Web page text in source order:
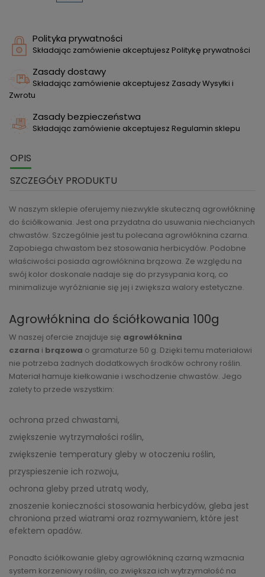
Polityka prywatności
Składając zamówienie akceptujesz Politykę prywatności
Zasady dostawy
Składając zamówienie akceptujesz Zasady Wysyłki i
Zwrotu
Zasady bezpieczeństwa
Składając zamówienie akceptujesz Regulamin sklepu
OPIS
SZCZEGÓŁY PRODUKTU
W naszym sklepie oferujemy niezwykle skuteczną agrowłókninę
do ściółkowania. Jest ona przydatna do usuwania niechcianych
chwastów. Szczególnie jest tu polecana agrowłóknina czarna.
Zapobiega chwastom bez stosowania herbicydów. Podobne
właściwości posiada agrowłóknina brązowa. Ze względu na
swój kolor doskonale nadaje się do przysypania korą, co
minimalizuje wyróżnianie się jej i zwiększa walory estetyczne.
Agrowłóknina do ściółkowania 100g
W naszej ofercie znajduje się agrowłóknina
czarna i brązowa o gramaturze 50 g. Dzięki temu materiałowi
nie potrzeba żadnych dodatkowych środków ochrony roślin.
Materiał hamuje kiełkowanie i wschodzenie chwastów. Jego
zalety to przede wszystkim:
ochrona przed chwastami,
zwiększenie wytrzymałości roślin,
zwiększenie temperatury gleby w otoczeniu roślin,
przyspieszenie ich rozwoju,
ochrona gleby przed utratą wody,
znoszenie konieczności stosowania herbicydów, gleba jest
chroniona przed wiatrami oraz rozmywaniem, które jest
efektem opadów.
Ponadto ściółkowanie gleby agrowłókniną czarną wzmacnia
system korzeniowy roślin, co zwiększa ich wytrzymałość na